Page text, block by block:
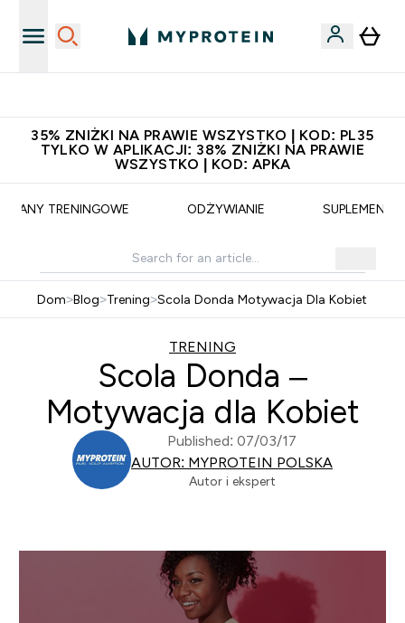
35% ZNIŻKI NA PRAWIE WSZYSTKO | KOD: PL35
TYLKO W APLIKACJI: 38% ZNIŻKI NA PRAWIE
WSZYSTKO | KOD: APKA
PLANY TRENINGOWE ODŻYWIANIE SUPLEMENTY
Dom>Blog>Trening>Scola Donda Motywacja Dla Kobiet
TRENING
Scola Donda –
Motywacja dla Kobiet
Published: 07/03/17
AUTOR: MYPROTEIN POLSKA
Autor i ekspert